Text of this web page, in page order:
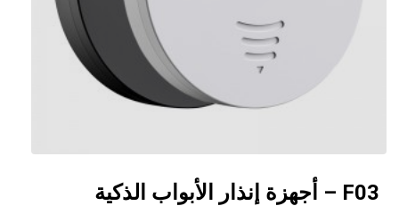
F03 – أجهزة إنذار الأبواب الذكية